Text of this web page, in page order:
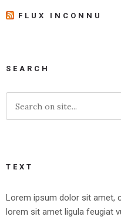
FLUX INCONNU
SEARCH
TEXT
Lorem ipsum dolor sit amet,
lorem sit amet ligula feugiat